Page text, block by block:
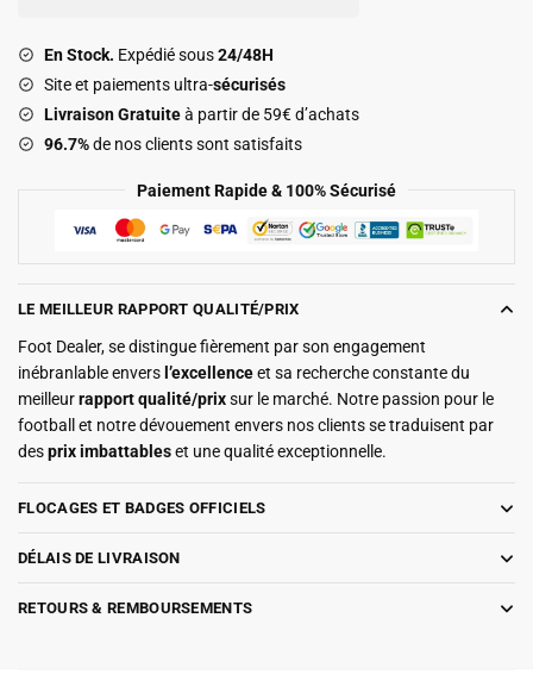
Domicile
2025
2026
En Stock. Expédié sous24/48H
Site et paiements ultra-sécurisés
Livraison Gratuiteà partir de 59€ d’achats
96.7%de nos clients sont satisfaits
Paiement Rapide & 100% Sécurisé
LE MEILLEUR RAPPORT QUALITÉ/PRIX
Foot Dealer, se distingue fièrement par son engagement
inébranlable envers l’excellenceet sa recherche constante du
meilleurrapport qualité/prixsur le marché. Notre passion pour le
football et notre dévouement envers nos clients se traduisent par
desprix imbattableset une qualité exceptionnelle.
FLOCAGES ET BADGES OFFICIELS
DÉLAIS DE LIVRAISON
RETOURS & REMBOURSEMENTS